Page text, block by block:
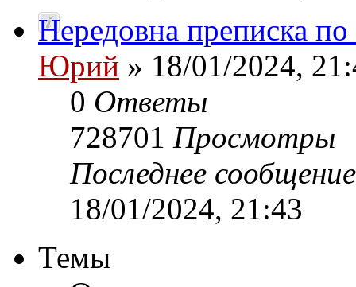
Нередовна преписка
Юрий » 18/01/2024,
0 Ответы
728701 Просмотры
Последнее
18/01/2024, 21:43
Темы